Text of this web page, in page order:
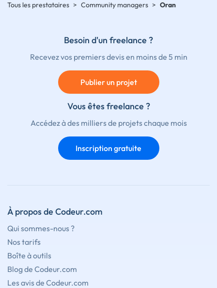
Tous les prestataires > Community managers > Oran
Besoin d'un freelance ?
Recevez vos premiers devis en moins de 5 min
Publier un projet
Vous êtes freelance ?
Accédez à des milliers de projets chaque mois
Inscription gratuite
À propos de Codeur.com
Qui sommes-nous ?
Nos tarifs
Boîte à outils
Blog de Codeur.com
Les avis de Codeur.com